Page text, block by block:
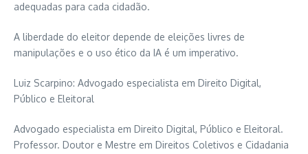
adequadas para cada cidadão.
A liberdade do eleitor depende de eleições livres de
manipulações e o uso ético da IA é um imperativo.
Luiz Scarpino: Advogado especialista em Direito Digital,
Público e Eleitoral
Advogado especialista em Direito Digital, Público e Eleitoral.
Professor. Doutor e Mestre em Direitos Coletivos e Cidadania